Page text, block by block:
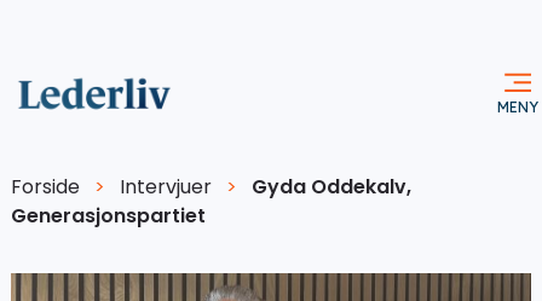
Forside > Intervjuer >
Gyda Oddekalv,
Generasjonspartiet